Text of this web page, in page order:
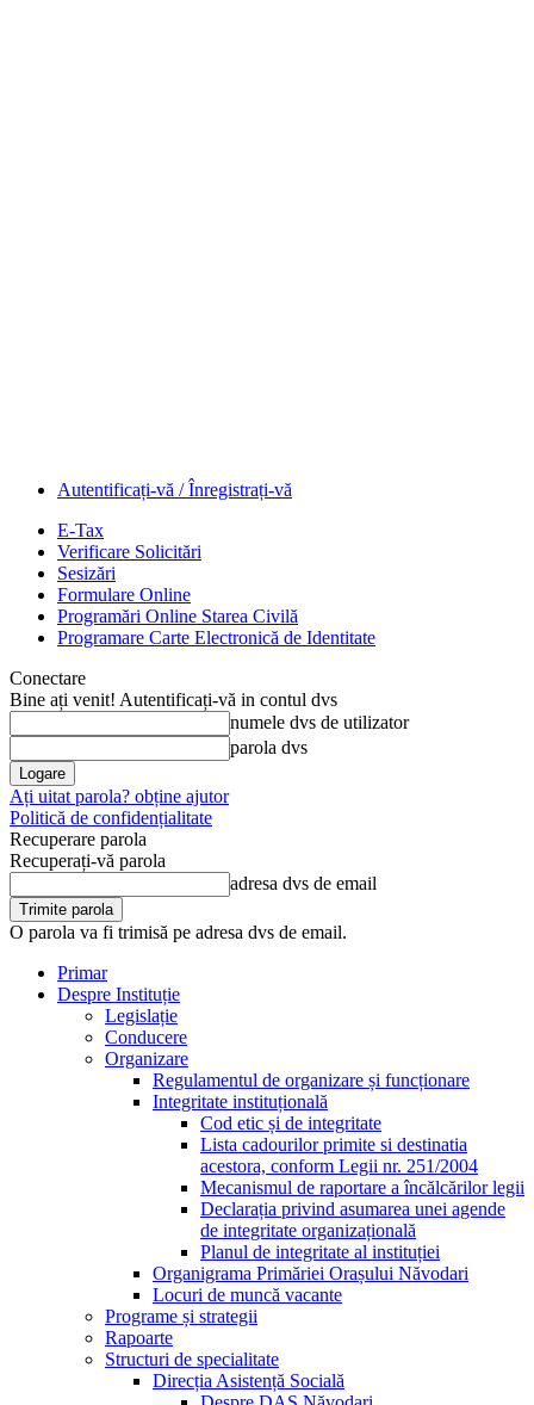
Autentificați-vă / Înregistrați-vă
E-Tax
Verificare Solicitări
Sesizări
Formulare Online
Programări Online Starea Civilă
Programare Carte Electronică de Identitate
Conectare
Bine ați venit! Autentificați-vă in contul dvs
numele dvs de utilizator
parola dvs
Ați uitat parola? obține ajutor
Politică de confidențialitate
Recuperare parola
Recuperați-vă parola
adresa dvs de email
O parola va fi trimisă pe adresa dvs de email.
Primar
Despre Instituție
Legislație
Conducere
Organizare
Regulamentul de organizare și funcționare
Integritate instituțională
Cod etic și de integritate
Lista cadourilor primite si destinatia
acestora, conform Legii nr. 251/2004
Mecanismul de raportare a încălcărilor legii
Declarația privind asumarea unei agende
de integritate organizațională
Planul de integritate al instituției
Organigrama Primăriei Orașului Năvodari
Locuri de muncă vacante
Programe și strategii
Rapoarte
Structuri de specialitate
Direcția Asistență Socială